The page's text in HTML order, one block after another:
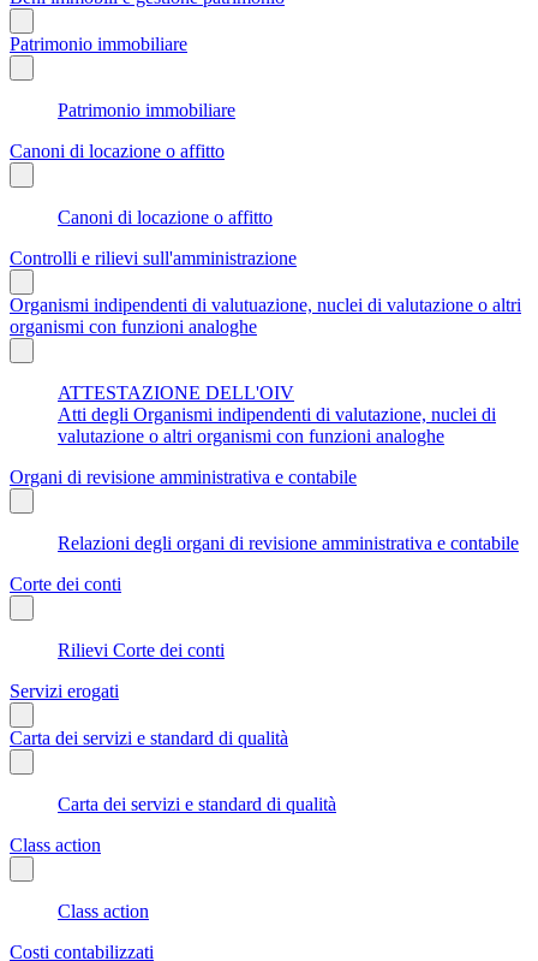
Patrimonio immobiliare
Patrimonio immobiliare
Canoni di locazione o affitto
Canoni di locazione o affitto
Controlli e rilievi sull'amministrazione
Organismi indipendenti di valutuazione, nuclei di valutazione o altri
organismi con funzioni analoghe
ATTESTAZIONE DELL'OIV
Atti degli Organismi indipendenti di valutazione, nuclei di
valutazione o altri organismi con funzioni analoghe
Organi di revisione amministrativa e contabile
Relazioni degli organi di revisione amministrativa e contabile
Corte dei conti
Rilievi Corte dei conti
Servizi erogati
Carta dei servizi e standard di qualità
Carta dei servizi e standard di qualità
Class action
Class action
Costi contabilizzati